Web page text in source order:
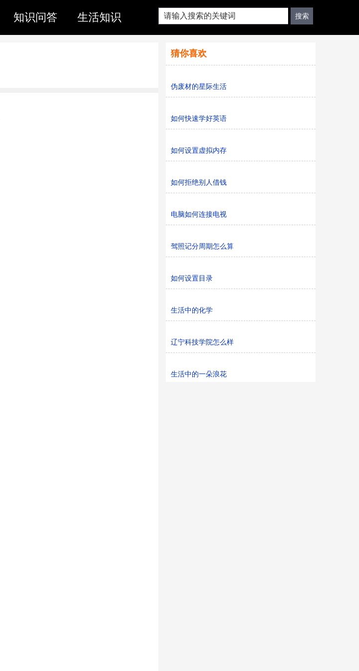
知识问答 生活知识
猜你喜欢
伪废材的星际生活
如何快速学好英语
如何设置虚拟内存
如何拒绝别人借钱
电脑如何连接电视
驾照记分周期怎么算
如何设置目录
生活中的化学
辽宁科技学院怎么样
生活中的一朵浪花